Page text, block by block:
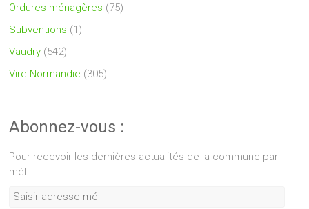
Ordures ménagères (75)
Subventions (1)
Vaudry (542)
Vire Normandie (305)
Abonnez-vous :
Pour recevoir les dernières actualités de la commune par
mél.
Saisir